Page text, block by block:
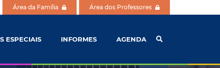
Área da Família Área dos Professores
ESPECIAIS INFORMES AGENDA